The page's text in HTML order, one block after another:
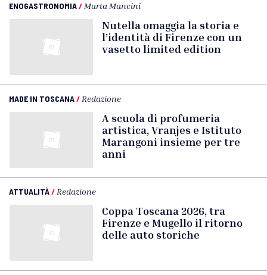
ENOGASTRONOMIA/ Marta Mancini
Nutella omaggia la storia e
l’identità di Firenze con un
vasetto limited edition
MADE IN TOSCANA/ Redazione
A scuola di profumeria
artistica, Vranjes e Istituto
Marangoni insieme per tre
anni
ATTUALITÀ/ Redazione
Coppa Toscana 2026, tra
Firenze e Mugello il ritorno
delle auto storiche